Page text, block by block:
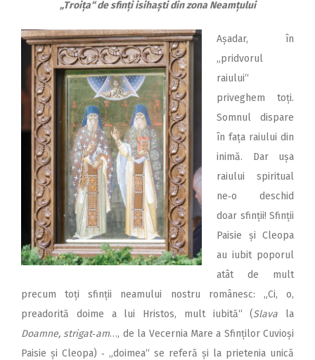
„Troița“ de sfinți isihaști din zona Neamțului
Așadar, în
„pridvorul
raiului“
priveghem toți.
Somnul dispare
în fața raiului din
inimă. Dar ușa
raiului spiritual
ne‑o deschid
doar sfinții! Sfinții
Paisie și Cleopa
au iubit poporul
atât de mult
precum toți sfinții neamului nostru românesc: „Ci, o,
preadorită doime a lui Hristos, mult iubită“ (Slava la
Doamne, strigat‑am…, de la Vecernia Mare a Sfinților Cuvioși
Paisie și Cleopa) ‑ „doimea“ se referă și la prietenia unică